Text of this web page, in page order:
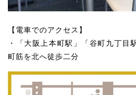
【電車でのアクセス】
・「大阪上本町駅」「谷町九丁目
町筋を北へ徒歩二分